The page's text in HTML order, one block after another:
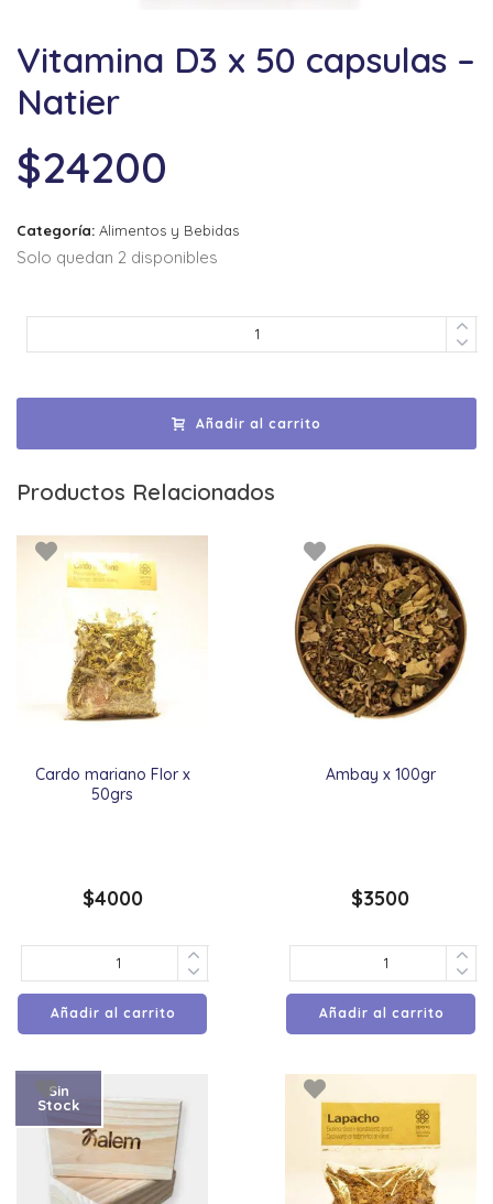
Vitamina D3 x 50 capsulas –
Natier
$24200
Categoría: Alimentos y Bebidas
Solo quedan 2 disponibles
Añadir al carrito
Productos Relacionados
Cardo mariano Flor x
50grs
$4000
Añadir al carrito
Ambay x 100gr
$3500
Añadir al carrito
Sin
Stock